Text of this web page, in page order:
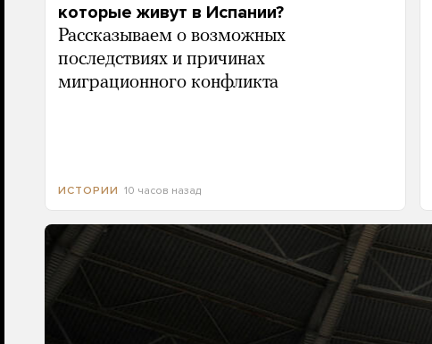
которые живут в Испании?
Рассказываем о возможных
последствиях и причинах
миграционного конфликта
ИСТОРИИ 10 часов назад